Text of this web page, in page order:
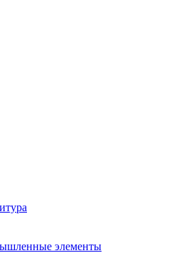
элементы